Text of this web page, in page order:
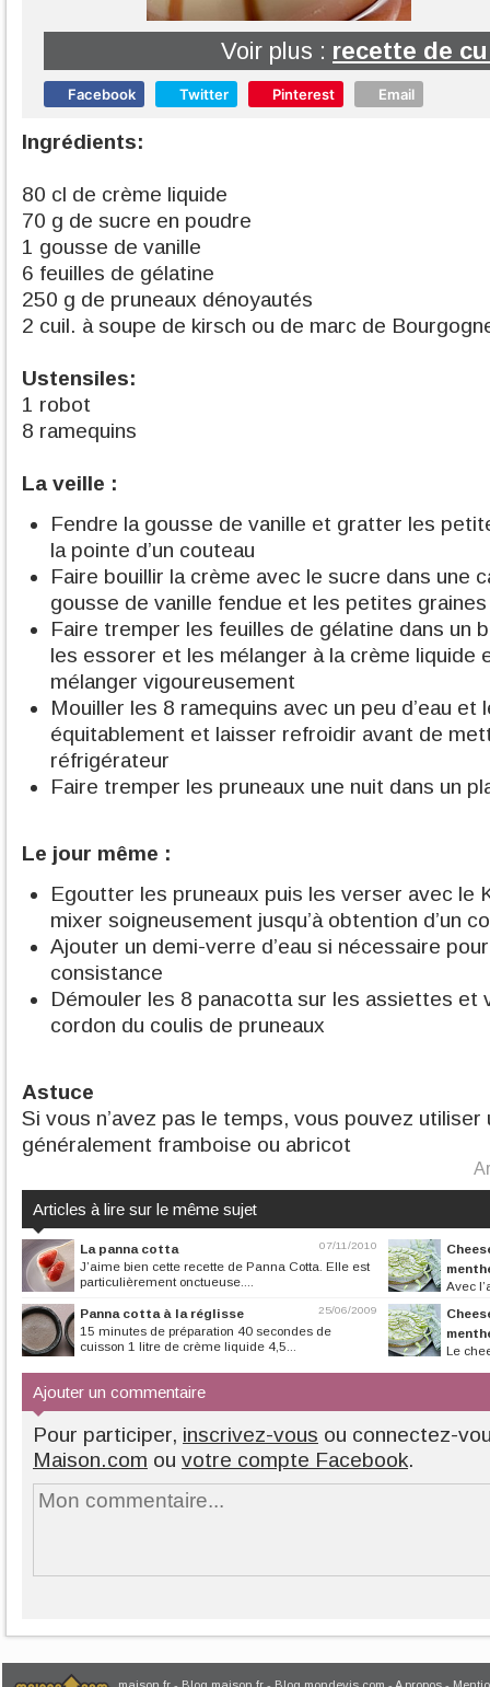
Voir plus : recette de
Facebook Twitter Pinterest Email
Ingrédients:
80 cl de crème liquide
70 g de sucre en poudre
1 gousse de vanille
6 feuilles de gélatine
250 g de pruneaux dénoyautés
2 cuil. à soupe de kirsch ou de marc de
Ustensiles:
1 robot
8 ramequins
La veille :
Fendre la gousse de vanille et gratter les
la pointe d’un couteau
Faire bouillir la crème avec le sucre dans une
gousse de vanille fendue et les petites
Faire tremper les feuilles de gélatine dans un
les essorer et les mélanger à la crème liquide
mélanger vigoureusement
Mouiller les 8 ramequins avec un peu d’eau et
équitablement et laisser refroidir avant de
réfrigérateur
Faire tremper les pruneaux une nuit dans un
Le jour même :
Egoutter les pruneaux puis les verser avec le
mixer soigneusement jusqu’à obtention d’un
Ajouter un demi-verre d’eau si nécessaire
consistance
Démouler les 8 panacotta sur les assiettes et
cordon du coulis de pruneaux
Astuce
Si vous n’avez pas le temps, vous pouvez
généralement framboise ou abricot
Articles à lire sur le même sujet
07/11/2010
La panna cotta
J’aime bien cette recette de Panna Cotta. Elle est
particulièrement onctueuse....
Avec
salade de
25/06/2009
Panna cotta à la réglisse
15 minutes de préparation 40 secondes de
cuisson 1 litre de crème liquide 4,5...
Le
Ajouter un commentaire
Pour participer, inscrivez-vous ou connectez-
Maison.com ou votre compte Facebook.